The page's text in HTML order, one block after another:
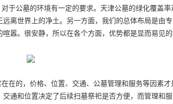
于公墓的环境有一定的要求。天津公墓的绿化覆盖
离世界上的净土。另一方面，我们的总体布局是由
嚣。很安静，所以在各个方面，优势都是显而易见
在的，价格、位置、交通、公墓管理和服务等因素
通和位置决定了后续扫墓祭祀是否方便，而管理和